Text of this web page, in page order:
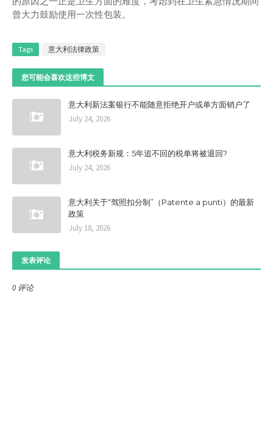
曾大力鼓励使用一次性包装。
Tags 意大利法律政策
您可能会喜欢这些博文
意大利新法案银行不能随意拒绝开户或单方面销户了
July 24, 2026
意大利税务新规：5年追不回的税单将被退回?
July 24, 2026
意大利关于“驾照扣分制”（Patente a punti）的最新
政策
July 18, 2026
发表评论
0 评论